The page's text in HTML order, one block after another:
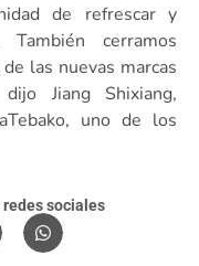
de refrescar y
cerramos
las nuevas marcas
Jiang Shixiang,
uno de los
sociales